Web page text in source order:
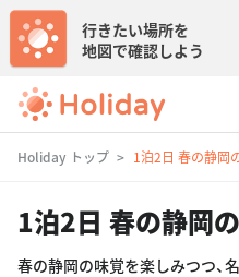
行きたい場所を
地図で確認しよう
Holiday トップ 1泊2日 春の静岡
1泊2日 春の静岡
春の静岡の味覚を楽しみつつ、